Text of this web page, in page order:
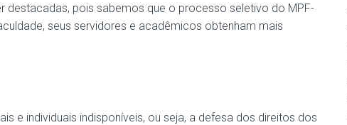
destacadas, pois sabemos que o processo seletivo do MPF-
seus servidores e acadêmicos obtenham mais
e individuais indisponíveis, ou seja, a defesa dos direitos dos